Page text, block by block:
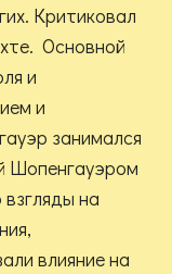
Критиковал
Основной
и
и
занимался
Шопенгауэром
на
влияние на